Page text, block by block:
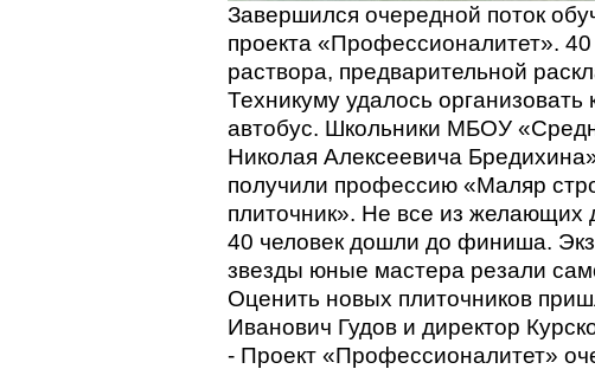
Завершился очередной поток
проекта «Профессионалитет».
раствора, предварительной
Техникуму удалось
автобус. Школьники МБОУ
Николая Алексеевича
получили профессию «Маляр
плиточник». Не все из желающих
40 человек дошли до финиша.
звезды юные мастера резали
Оценить новых плиточников
Иванович Гудов и директор
- Проект «Профессионалитет»